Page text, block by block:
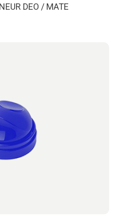
DEO / MATE